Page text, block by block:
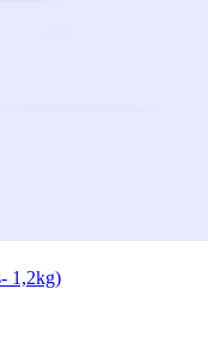
1,2kg)